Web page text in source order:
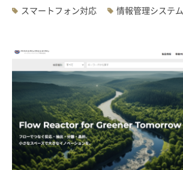
スマートフォン対応
情報管理システム